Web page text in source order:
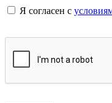
Я согласен с